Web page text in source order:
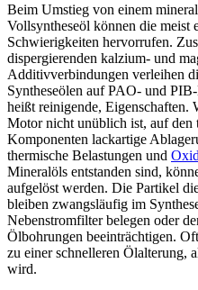
Beim Umstieg von einem
Vollsyntheseöl können die meist
Schwierigkeiten hervorrufen.
dispergierenden kalzium- und
Additivverbindungen verleihen
Syntheseölen auf PAO- und
heißt reinigende, Eigenschaften.
Motor nicht unüblich ist, auf den
Komponenten lackartige
thermische Belastungen und
Mineralöls entstanden sind,
aufgelöst werden. Die Partikel
bleiben zwangsläufig im
Nebenstromfilter belegen oder
Ölbohrungen beeinträchtigen.
zu einer schnelleren Ölalterung,
wird.